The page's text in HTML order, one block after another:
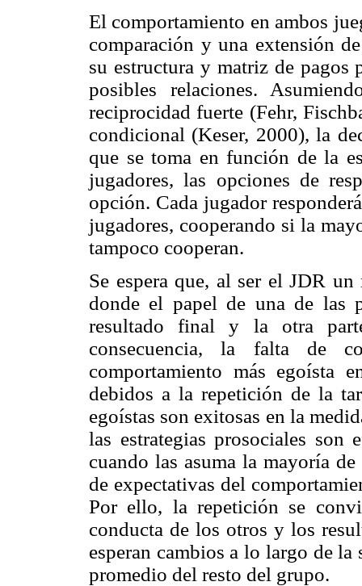
El comportamiento en ambos
comparación y una extensión
su estructura y matriz de pagos
posibles relaciones.
reciprocidad fuerte (Fehr,
condicional (Keser, 2000), la
que se toma en función de la
jugadores, las opciones de
opción. Cada jugador
jugadores, cooperando si la
tampoco cooperan.
Se espera que, al ser el JDR
donde el papel de una de las
resultado final y la otra
consecuencia, la falta de
comportamiento más egoísta
debidos a la repetición de la
egoístas son exitosas en la
las estrategias prosociales son
cuando las asuma la mayoría
de expectativas del
Por ello, la repetición se
conducta de los otros y los
esperan cambios a lo largo de
promedio del resto del grupo.